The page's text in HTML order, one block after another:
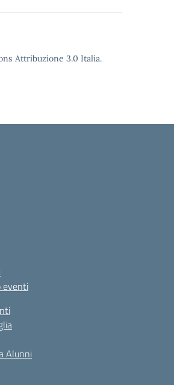
Attribuzione 3.0 Italia.
eventi
Alunni